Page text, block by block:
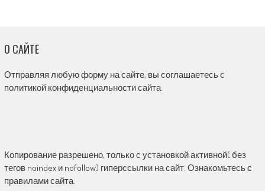
О САЙТЕ
Отправляя любую форму на сайте, вы соглашаетесь с
политикой конфиденциальности сайта.
Копирование разрешено, только с установкой активной( без
тегов noindex и nofollow) гиперссылки на сайт. Ознакомьтесь с
правилами сайта.